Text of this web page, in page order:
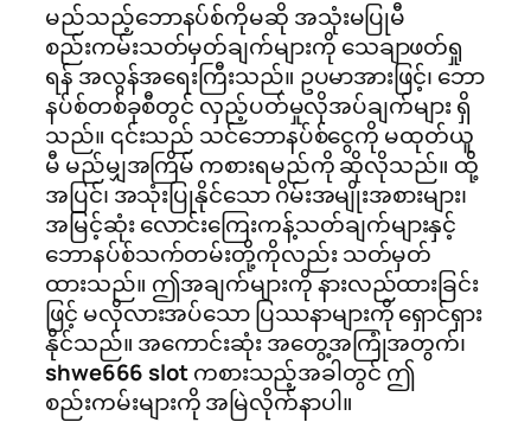
မည်သည့်ဘောနပ်စ်ကိုမဆို အသုံးမပြုမီ
စည်းကမ်းသတ်မှတ်ချက်များကို သေချာဖတ်ရှု
ရန် အလွန်အရေးကြီးသည်။ ဥပမာအားဖြင့်၊ ဘော
နပ်စ်တစ်ခုစီတွင် လှည့်ပတ်မှုလိုအပ်ချက်များ ရှိ
သည်။ ၎င်းသည် သင်ဘောနပ်စ်ငွေကို မထုတ်ယူ
မီ မည်မျှအကြိမ် ကစားရမည်ကို ဆိုလိုသည်။ ထို့
အပြင်၊ အသုံးပြုနိုင်သော ဂိမ်းအမျိုးအစားများ၊
အမြင့်ဆုံး လောင်းကြေးကန့်သတ်ချက်များနှင့်
ဘောနပ်စ်သက်တမ်းတို့ကိုလည်း သတ်မှတ်
ထားသည်။ ဤအချက်များကို နားလည်ထားခြင်း
ဖြင့် မလိုလားအပ်သော ပြဿနာများကို ရှောင်ရှား
နိုင်သည်။ အကောင်းဆုံး အတွေ့အကြုံအတွက်၊
shwe666 slotကစားသည့်အခါတွင် ဤ
စည်းကမ်းများကို အမြဲလိုက်နာပါ။